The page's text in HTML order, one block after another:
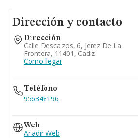
Dirección y contacto
Dirección
Calle Descalzos, 6, Jerez De La
Frontera, 11401, Cadiz
Como llegar
Teléfono
956348196
956836705
Web
Añadir Web